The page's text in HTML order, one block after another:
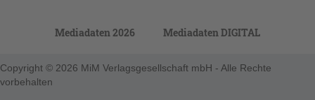
Mediadaten 2026 Mediadaten DIGITAL
Copyright © 2026 MiM Verlagsgesellschaft mbH - Alle Rechte
vorbehalten